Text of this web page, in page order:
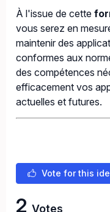
À l'issue de cette
vous serez en
maintenir des
conformes aux
des compétences
efficacement vos
actuelles et futures.
Vote for this
2 Votes